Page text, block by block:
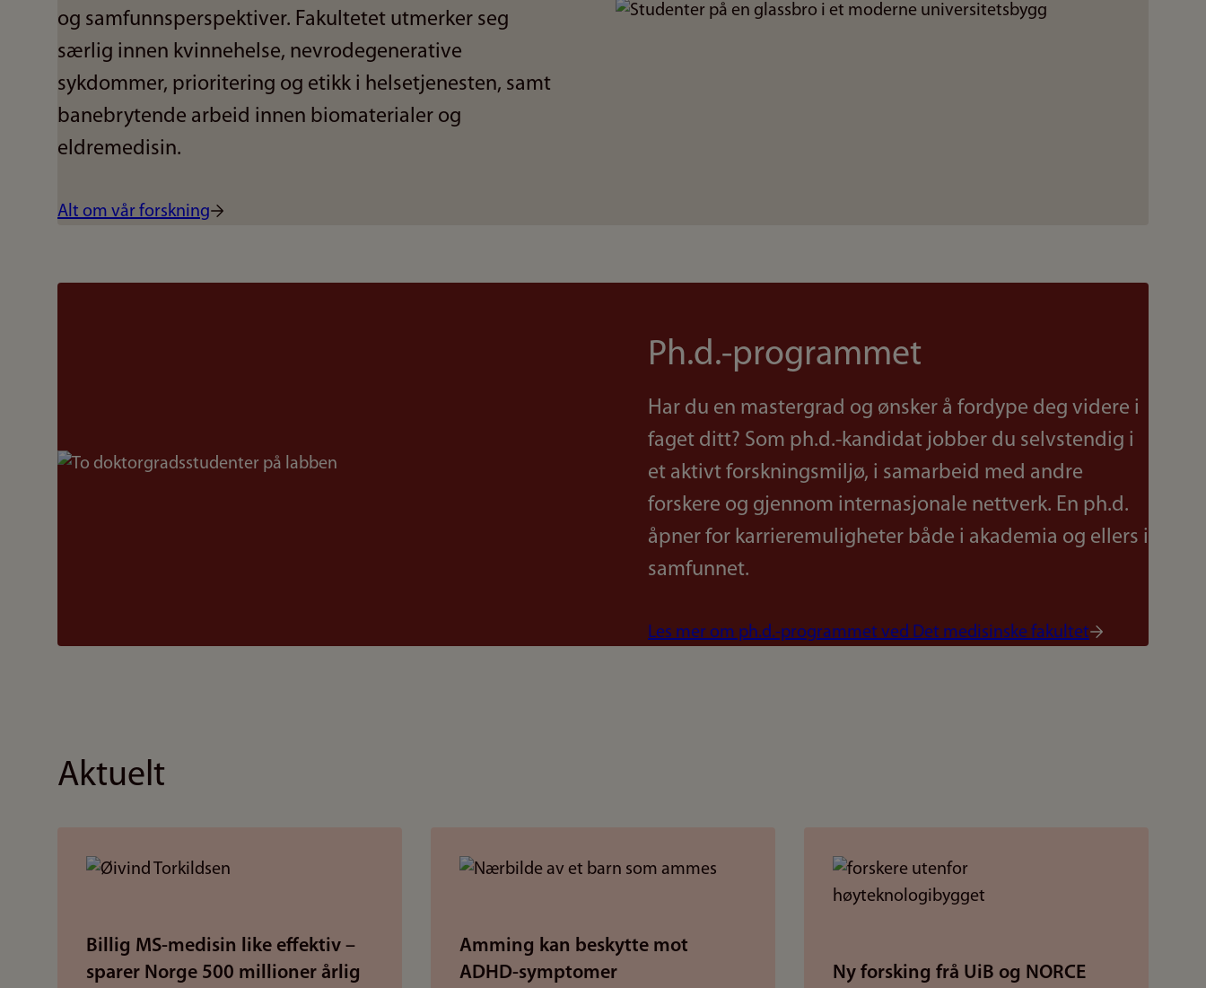
og samfunnsperspektiver. Fakultetet utmerker seg
særlig innen kvinnehelse, nevrodegenerative
sykdommer, prioritering og etikk i helsetjenesten, samt
banebrytende arbeid innen biomaterialer og
eldremedisin.
Alt om vår forskning
Bilde
Ph.d.-programmet
Har du en mastergrad og ønsker å fordype deg videre i
faget ditt? Som ph.d.-kandidat jobber du selvstendig i
et aktivt forskningsmiljø, i samarbeid med andre
forskere og gjennom internasjonale nettverk. En ph.d.
åpner for karrieremuligheter både i akademia og ellers i
samfunnet.
Les mer om ph.d.-programmet ved Det medisinske fakultet
Bilde
Aktuelt
Billig MS-medisin like effektiv –
sparer Norge 500 millioner årlig
Amming kan beskytte mot
ADHD-symptomer
Ny forsking frå UiB og NORCE